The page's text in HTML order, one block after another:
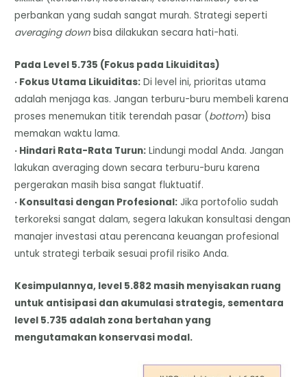
perbankan yang sudah sangat murah. Strategi seperti
averaging down bisa dilakukan secara hati-hati.
Pada Level 5.735 (Fokus pada Likuiditas)
· Fokus Utama Likuiditas: Di level ini, prioritas utama
adalah menjaga kas. Jangan terburu-buru membeli karena
proses menemukan titik terendah pasar (bottom) bisa
memakan waktu lama.
· Hindari Rata-Rata Turun: Lindungi modal Anda. Jangan
lakukan averaging down secara terburu-buru karena
pergerakan masih bisa sangat fluktuatif.
· Konsultasi dengan Profesional: Jika portofolio sudah
terkoreksi sangat dalam, segera lakukan konsultasi dengan
manajer investasi atau perencana keuangan profesional
untuk strategi terbaik sesuai profil risiko Anda.
Kesimpulannya, level 5.882 masih menyisakan ruang
untuk antisipasi dan akumulasi strategis, sementara
level 5.735 adalah zona bertahan yang
mengutamakan konservasi modal.